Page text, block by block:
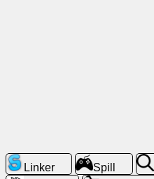
Kontakter
Linker Spill